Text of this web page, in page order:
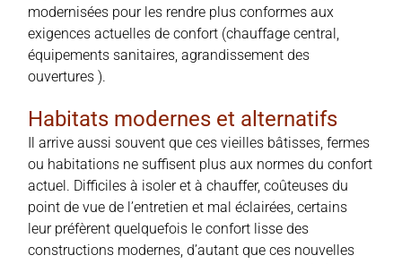
modernisées pour les rendre plus conformes aux
exigences actuelles de confort (chauffage central,
équipements sanitaires, agrandissement des
ouvertures ).
Habitats modernes et alternatifs
Il arrive aussi souvent que ces vieilles bâtisses, fermes
ou habitations ne suffisent plus aux normes du confort
actuel. Difficiles à isoler et à chauffer, coûteuses du
point de vue de l’entretien et mal éclairées, certains
leur préfèrent quelquefois le confort lisse des
constructions modernes, d’autant que ces nouvelles